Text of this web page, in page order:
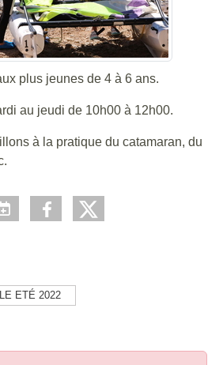
plus jeunes de 4 à 6 ans.
au jeudi de 10h00 à 12h00.
à la pratique du catamaran, du
ETÉ 2022